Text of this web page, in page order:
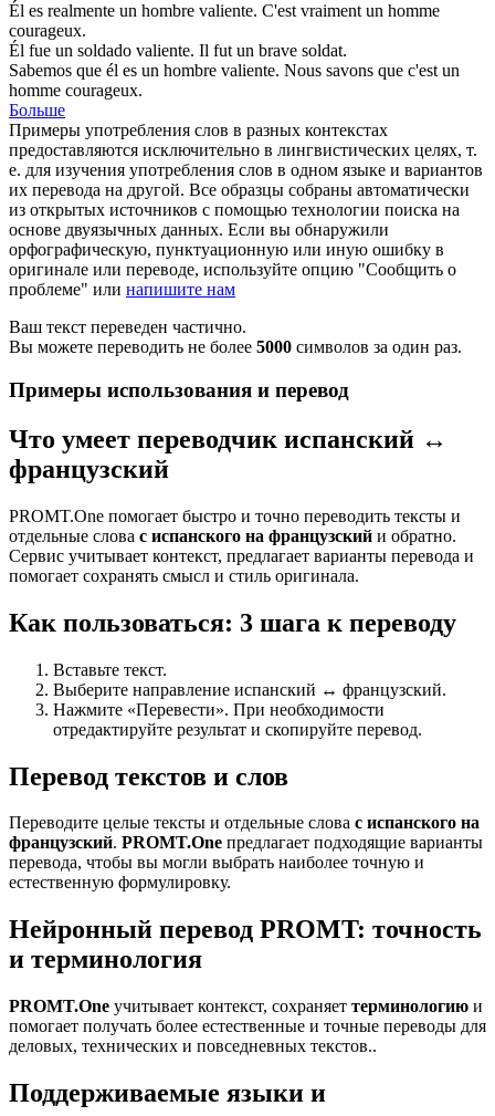
Él es realmente un hombre valiente. C'est vraiment un homme
courageux.
Él fue un soldado valiente. Il fut un brave soldat.
Sabemos que él es un hombre valiente. Nous savons que c'est un
homme courageux.
Больше
Примеры употребления слов в разных контекстах
предоставляются исключительно в лингвистических целях, т.
е. для изучения употребления слов в одном языке и вариантов
их перевода на другой. Все образцы собраны автоматически
из открытых источников с помощью технологии поиска на
основе двуязычных данных. Если вы обнаружили
орфографическую, пунктуационную или иную ошибку в
оригинале или переводе, используйте опцию "Сообщить о
проблеме" или напишите нам
Ваш текст переведен частично.
Вы можете переводить не более 5000 символов за один раз.
Примеры использования и перевод
Что умеет переводчик испанский ↔
французский
PROMT.One помогает быстро и точно переводить тексты и
отдельные слова с испанского на французский и обратно.
Сервис учитывает контекст, предлагает варианты перевода и
помогает сохранять смысл и стиль оригинала.
Как пользоваться: 3 шага к переводу
Вставьте текст.
Выберите направление испанский ↔ французский.
Нажмите «Перевести». При необходимости
отредактируйте результат и скопируйте перевод.
Перевод текстов и слов
Переводите целые тексты и отдельные слова с испанского на
французский. PROMT.One предлагает подходящие варианты
перевода, чтобы вы могли выбрать наиболее точную и
естественную формулировку.
Нейронный перевод PROMT: точность
и терминология
PROMT.One учитывает контекст, сохраняет терминологию и
помогает получать более естественные и точные переводы для
деловых, технических и повседневных текстов..
Поддерживаемые языки и